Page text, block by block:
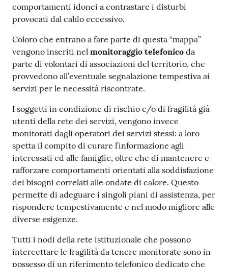
comportamenti idonei a contrastare i disturbi
provocati dal caldo eccessivo.
Coloro che entrano a fare parte di questa “mappa”
vengono inseriti nel monitoraggio telefonico da
parte di volontari di associazioni del territorio, che
provvedono all’eventuale segnalazione tempestiva ai
servizi per le necessità riscontrate.
I soggetti in condizione di rischio e/o di fragilità già
utenti della rete dei servizi, vengono invece
monitorati dagli operatori dei servizi stessi: a loro
spetta il compito di curare l’informazione agli
interessati ed alle famiglie, oltre che di mantenere e
rafforzare comportamenti orientati alla soddisfazione
dei bisogni correlati alle ondate di calore. Questo
permette di adeguare i singoli piani di assistenza, per
rispondere tempestivamente e nel modo migliore alle
diverse esigenze.
Tutti i nodi della rete istituzionale che possono
intercettare le fragilità da tenere monitorate sono in
possesso di un riferimento telefonico dedicato che